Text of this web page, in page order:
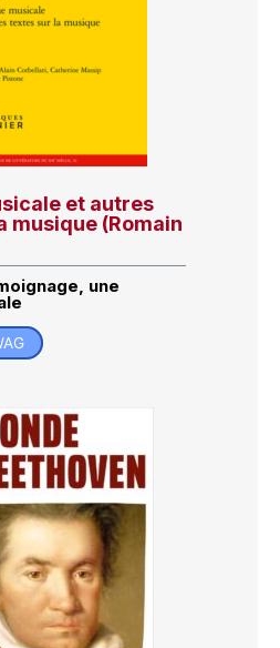
et autres
musique (Romain
une